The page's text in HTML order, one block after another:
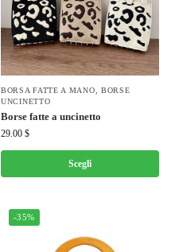
BORSA FATTE A MANO ,BORSE
UNCINETTO
Borse fatte a uncinetto
29.00 $
Scegli
-35%